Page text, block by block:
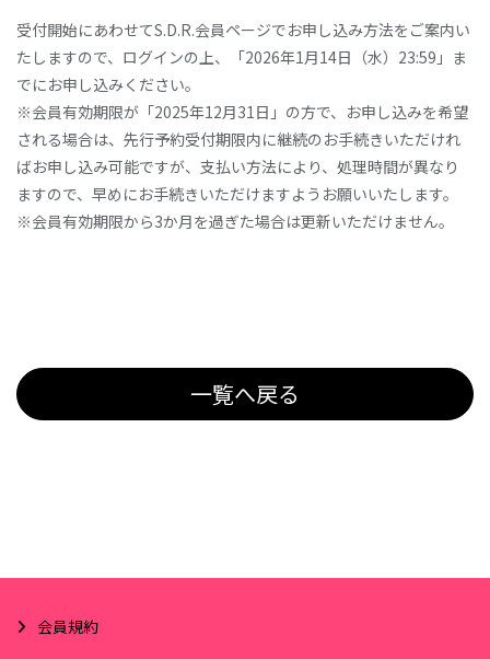
受付開始にあわせてS.D.R.会員ページでお申し込み方法をご案内い
たしますので、ログインの上、「2026年1月14日（水）23:59」ま
でにお申し込みください。
※会員有効期限が「2025年12月31日」の方で、お申し込みを希望
される場合は、先行予約受付期限内に継続のお手続きいただけれ
ばお申し込み可能ですが、支払い方法により、処理時間が異なり
ますので、早めにお手続きいただけますようお願いいたします。
※会員有効期限から3か月を過ぎた場合は更新いただけません。
一覧へ戻る
会員規約